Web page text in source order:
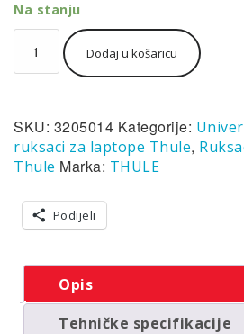
Na stanju
Paramount
ruksak
računalo
27
L
boje
količina
Dodaj u košaricu
SKU: 3205014 Kategorije:
ruksaci za laptope Thule,
Thule Marka: THULE
Podijeli
Opis
Tehničke specifikacije